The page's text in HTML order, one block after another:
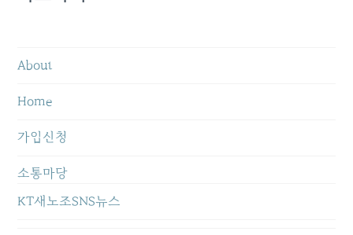
About
Home
가입신청
소통마당
KT새노조SNS뉴스